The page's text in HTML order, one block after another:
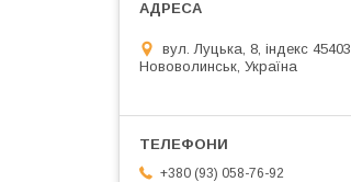
вул. Луцька, 8, індекс 45403,
Нововолинськ, Україна
+380 (93) 058-76-92